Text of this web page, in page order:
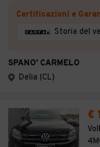
Certificazioni e
Storia del
SPANO' CARMELO
Delia (CL)
€